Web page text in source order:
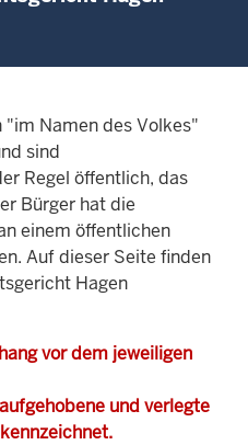
Namen des Volkes"
sind
Regel öffentlich, das
Bürger hat die
einem öffentlichen
Auf dieser Seite finden
Hagen
vor dem jeweiligen
und verlegte